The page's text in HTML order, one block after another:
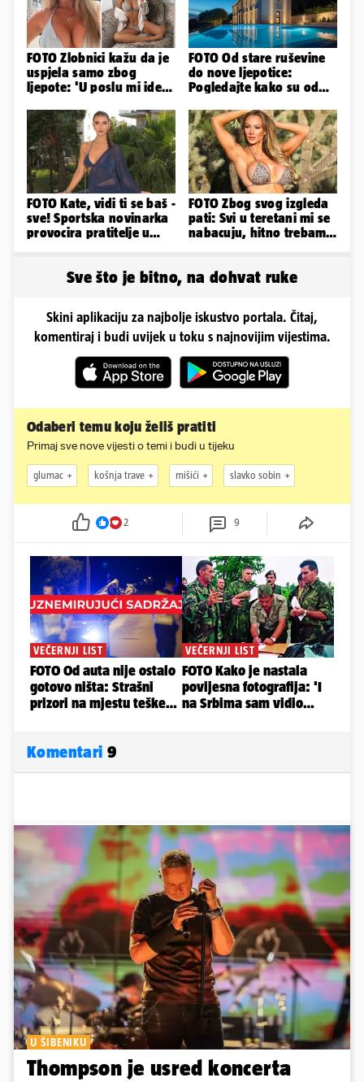
FOTO Zlobnici kažu da je
uspjela samo zbog
ljepote: 'U poslu mi ide
FOTO Od stare ruševine
do nove ljepotice:
Pogledajte kako su od
napravili vilu
FOTO Kate, vidi ti se baš -
sve! Sportska novinarka
provocira pratitelje u
FOTO Zbog svog izgleda
pati: Svi u teretani mi se
nabacuju, hitno trebam
Sve što je bitno, na dohvat ruke
Skini aplikaciju za najbolje iskustvo portala. Čitaj,
komentiraj i budi uvijek u toku s najnovijim vijestima.
Odaberi temu koju želiš pratiti
Primaj sve nove vijesti o temi i budi u tijeku
glumac košnja trave mišići slavko sobin
2 9
Komentari 9
U ŠIBENIKU
Thompson je usred koncerta